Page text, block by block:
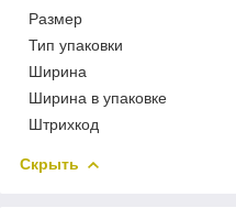
Размер
Тип упаковки
Ширина
Ширина в упаковке
Штрихкод
Скрыть